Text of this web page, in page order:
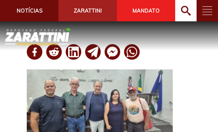
NOTÍCIAS ZARATTINI MANDATO